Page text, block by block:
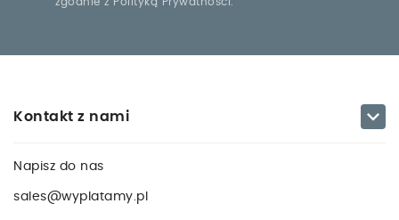
Kontakt z nami 
Napisz do nas
sales@wyplatamy.pl